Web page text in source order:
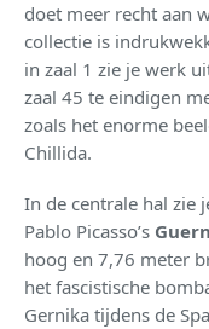
doet meer recht aan
collectie is
in zaal 1 zie je werk
zaal 45 te eindigen
zoals het enorme
Chillida.
In de centrale hal zie
Pablo Picasso’s
hoog en 7,76 meter
het fascistische
Gernika tijdens de